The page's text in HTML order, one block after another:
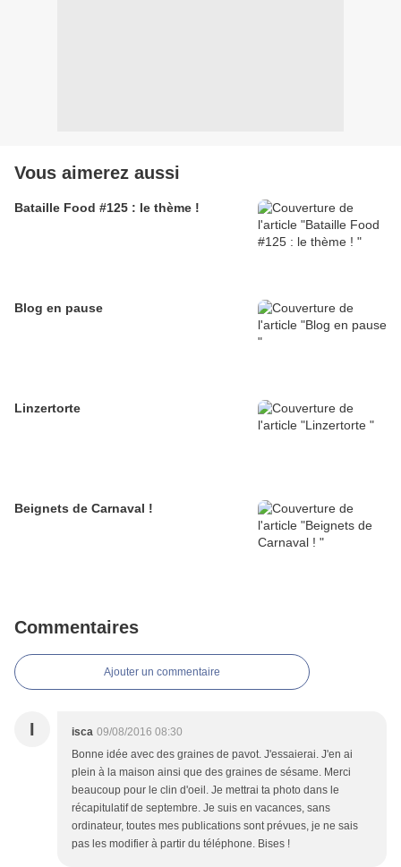
Vous aimerez aussi
Bataille Food #125 : le thème !
Blog en pause
Linzertorte
Beignets de Carnaval !
Commentaires
Ajouter un commentaire
I isca 09/08/2016 08:30
Bonne idée avec des graines de pavot. J'essaierai. J'en ai
plein à la maison ainsi que des graines de sésame. Merci
beaucoup pour le clin d'oeil. Je mettrai ta photo dans le
récapitulatif de septembre. Je suis en vacances, sans
ordinateur, toutes mes publications sont prévues, je ne sais
pas les modifier à partir du téléphone. Bises !